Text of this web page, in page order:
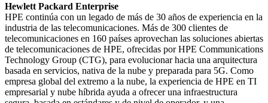
Hewlett Packard Enterprise
HPE continúa con un legado de más de 30 años de experiencia en la
industria de las telecomunicaciones. Más de 300 clientes de
telecomunicaciones en 160 países aprovechan las soluciones abiertas
de telecomunicaciones de HPE, ofrecidas por HPE Communications
Technology Group (CTG), para evolucionar hacia una arquitectura
basada en servicios, nativa de la nube y preparada para 5G. Como
empresa global del extremo a la nube, la experiencia de HPE en TI
empresarial y nube híbrida ayuda a ofrecer una infraestructura